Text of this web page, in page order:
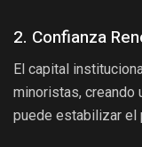
2. Confianza
El capital
minoristas, creando
puede estabilizar el